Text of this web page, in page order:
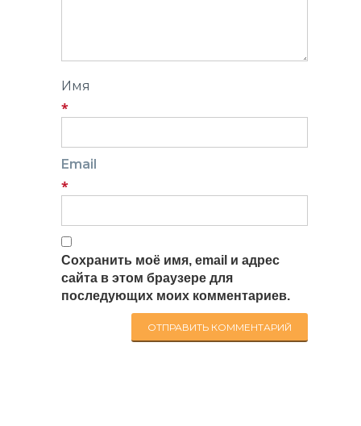
Имя
*
Email
*
Сохранить моё имя, email и адрес
сайта в этом браузере для
последующих моих комментариев.